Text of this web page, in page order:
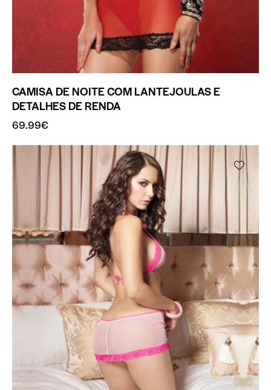
CAMISA DE NOITE COM LANTEJOULAS E
DETALHES DE RENDA
69.99€